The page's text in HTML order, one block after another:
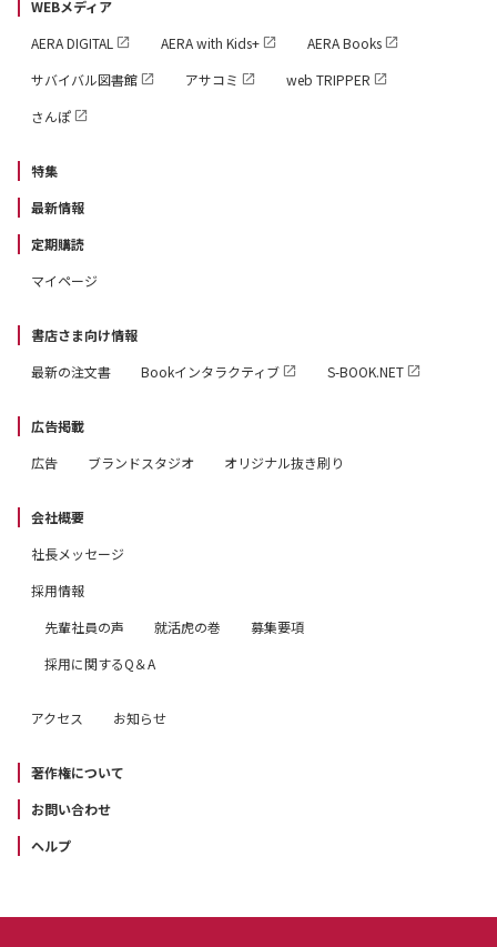
WEBメディア
AERA DIGITAL
AERA with Kids+
AERA Books
サバイバル図書館
アサコミ
web TRIPPER
さんぽ
特集
最新情報
定期購読
マイページ
書店さま向け情報
最新の注文書
Bookインタラクティブ S-BOOK.NET
広告掲載
広告
ブランドスタジオ オリジナル抜き刷り
会社概要
社長メッセージ
採用情報
先輩社員の声
就活虎の巻
募集要項
採用に関するQ＆A
アクセス お知らせ
著作権について
お問い合わせ
ヘルプ